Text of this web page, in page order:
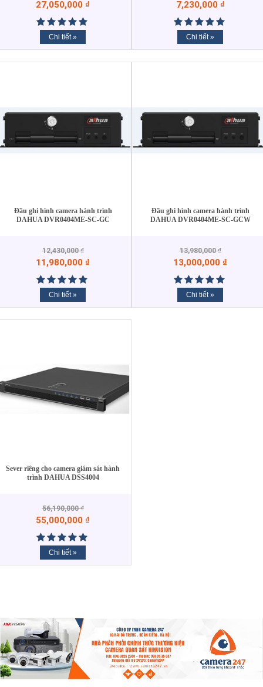
27,050,000 ₫
Chi tiết »
7,230,000 ₫
Chi tiết »
Đầu ghi hình camera hành trình
DAHUA DVR0404ME-SC-GC
12,430,000₫
11,980,000 ₫
Chi tiết »
Đầu ghi hình camera hành trình
DAHUA DVR0404ME-SC-GCW
13,980,000₫
13,000,000 ₫
Chi tiết »
Sever riêng cho camera giám sát hành
trình DAHUA DSS4004
56,190,000₫
55,000,000 ₫
Chi tiết »